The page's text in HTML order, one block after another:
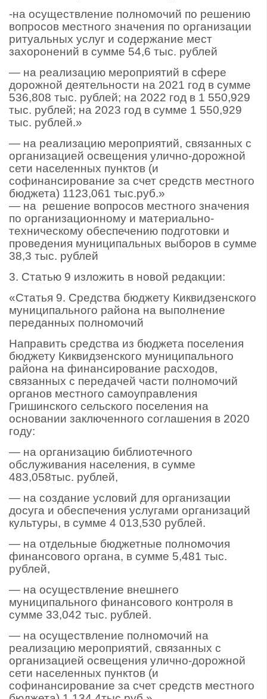
-на осуществление полномочий по решению
вопросов местного значения по организации
ритуальных услуг и содержание мест
захоронений в сумме 54,6 тыс. рублей
— на реализацию мероприятий в сфере
дорожной деятельности на 2021 год в сумме
536,808 тыс. рублей; на 2022 год в 1 550,929
тыс. рублей; на 2023 год в сумме 1 550,929
тыс. рублей.»
— на реализацию мероприятий, связанных с
организацией освещения улично-дорожной
сети населенных пунктов (и
софинансирование за счет средств местного
бюджета) 1123,061 тыс.руб.»
— на решение вопросов местного значения
по организационному и материально-
техническому обеспечению подготовки и
проведения муниципальных выборов в сумме
38,3 тыс. рублей
3. Статью 9 изложить в новой редакции:
«Статья 9. Средства бюджету Киквидзенского
муниципального района на выполнение
переданных полномочий
Направить средства из бюджета поселения
бюджету Киквидзенского муниципального
района на финансирование расходов,
связанных с передачей части полномочий
органов местного самоуправления
Гришинского сельского поселения на
основании заключенного соглашения в 2020
году:
— на организацию библиотечного
обслуживания населения, в сумме
483,058тыс. рублей,
— на создание условий для организации
досуга и обеспечения услугами организаций
культуры, в сумме 4 013,530 рублей.
— на отдельные бюджетные полномочия
финансового органа, в сумме 5,481 тыс.
рублей,
— на осуществление внешнего
муниципального финансового контроля в
сумме 33,042 тыс. рублей.
— на осуществление полномочий на
реализацию мероприятий, связанных с
организацией освещения улично-дорожной
сети населенных пунктов (и
софинансирование за счет средств местного